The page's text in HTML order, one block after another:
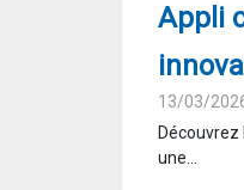
Appli
13/03/
une...